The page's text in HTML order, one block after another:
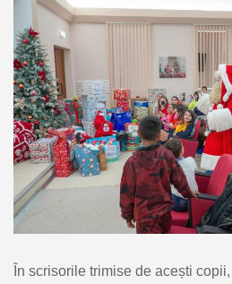
În scrisorile trimise de acești